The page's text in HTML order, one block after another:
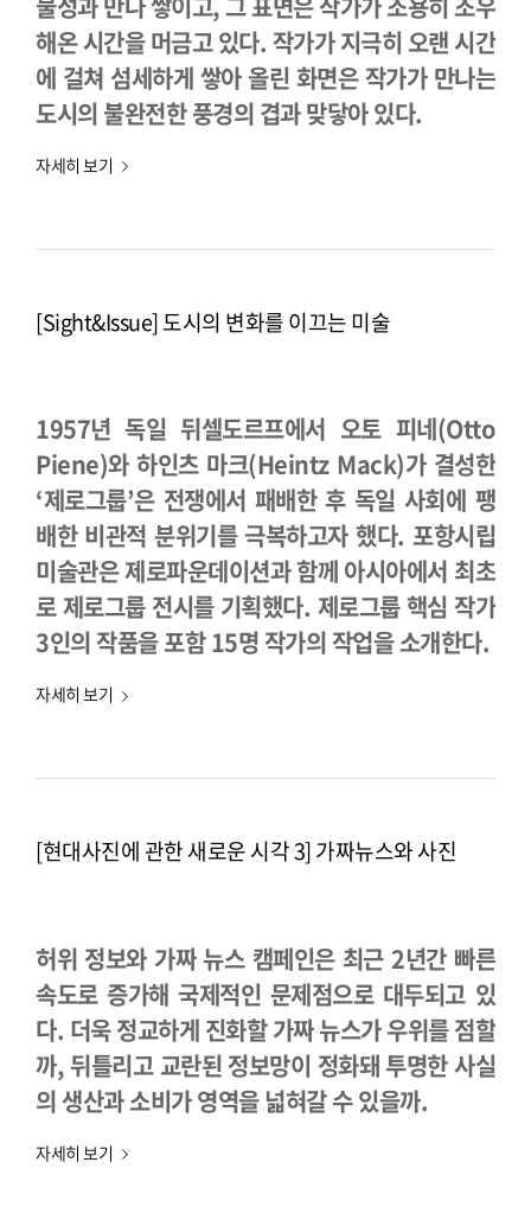
해온 시간을 머금고 있다. 작가가 지극히 오랜 시간
에 걸쳐 섬세하게 쌓아 올린 화면은 작가가 만나는
도시의 불완전한 풍경의 겹과 맞닿아 있다.
자세히 보기
[Sight&Issue] 도시의 변화를 이끄는 미술
1957년 독일 뒤셀도르프에서 오토 피네(Otto
Piene)와 하인츠 마크(Heintz Mack)가 결성한
‘제로그룹’은 전쟁에서 패배한 후 독일 사회에 팽
배한 비관적 분위기를 극복하고자 했다. 포항시립
미술관은 제로파운데이션과 함께 아시아에서 최초
로 제로그룹 전시를 기획했다. 제로그룹 핵심 작가
3인의 작품을 포함 15명 작가의 작업을 소개한다.
자세히 보기
[현대사진에 관한 새로운 시각 3] 가짜뉴스와 사진
허위 정보와 가짜 뉴스 캠페인은 최근 2년간 빠른
속도로 증가해 국제적인 문제점으로 대두되고 있
다. 더욱 정교하게 진화할 가짜 뉴스가 우위를 점할
까, 뒤틀리고 교란된 정보망이 정화돼 투명한 사실
의 생산과 소비가 영역을 넓혀갈 수 있을까.
자세히 보기